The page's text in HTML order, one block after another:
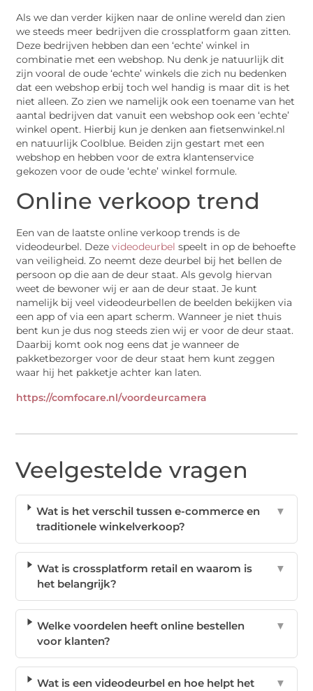
Als we dan verder kijken naar de online wereld dan zien
we steeds meer bedrijven die crossplatform gaan zitten.
Deze bedrijven hebben dan een ‘echte’ winkel in
combinatie met een webshop. Nu denk je natuurlijk dit
zijn vooral de oude ‘echte’ winkels die zich nu bedenken
dat een webshop erbij toch wel handig is maar dit is het
niet alleen. Zo zien we namelijk ook een toename van het
aantal bedrijven dat vanuit een webshop ook een ‘echte’
winkel opent. Hierbij kun je denken aan fietsenwinkel.nl
en natuurlijk Coolblue. Beiden zijn gestart met een
webshop en hebben voor de extra klantenservice
gekozen voor de oude ‘echte’ winkel formule.
Online verkoop trend
Een van de laatste online verkoop trends is de
videodeurbel. Dezevideodeurbel speelt in op de behoefte
van veiligheid. Zo neemt deze deurbel bij het bellen de
persoon op die aan de deur staat. Als gevolg hiervan
weet de bewoner wij er aan de deur staat. Je kunt
namelijk bij veel videodeurbellen de beelden bekijken via
een app of via een apart scherm. Wanneer je niet thuis
bent kun je dus nog steeds zien wij er voor de deur staat.
Daarbij komt ook nog eens dat je wanneer de
pakketbezorger voor de deur staat hem kunt zeggen
waar hij het pakketje achter kan laten.
https://comfocare.nl/voordeurcamera
Veelgestelde vragen
Wat is het verschil tussen e-commerce en
traditionele winkelverkoop?
▼
Wat is crossplatform retail en waarom is
het belangrijk?
▼
Welke voordelen heeft online bestellen
voor klanten?
▼
Wat is een videodeurbel en hoe helpt het
▼